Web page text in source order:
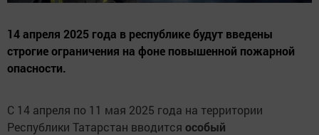
14 апреля 2025 года в республике будут введены
строгие ограничения на фоне повышенной пожарной
опасности.
С 14 апреля по 11 мая 2025 года на территории
Республики Татарстан вводится особый